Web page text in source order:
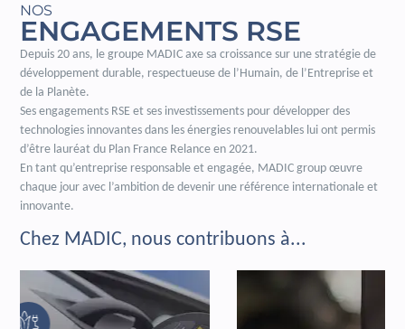
NOS
ENGAGEMENTS RSE
Depuis 20 ans, le groupe MADIC axe sa croissance sur une stratégie de
développement durable, respectueuse de l’Humain, de l’Entreprise et
de la Planète.
Ses engagements RSE et ses investissements pour développer des
technologies innovantes dans les énergies renouvelables lui ont permis
d’être lauréat du Plan France Relance en 2021.
En tant qu’entreprise responsable et engagée, MADIC group œuvre
chaque jour avec l’ambition de devenir une référence internationale et
innovante.
Chez MADIC, nous contribuons à...